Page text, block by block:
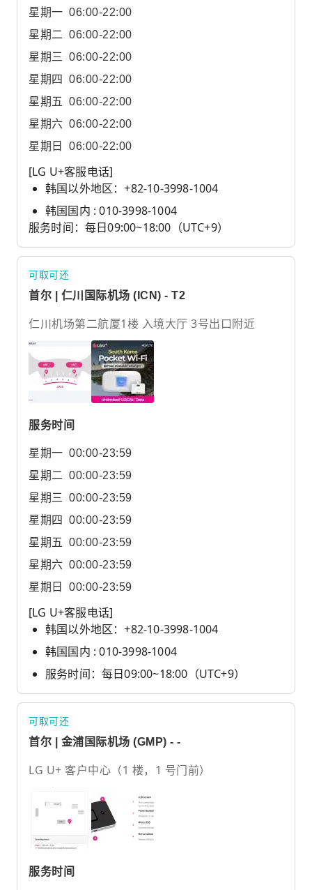
星期一 06:00-22:00
星期二 06:00-22:00
星期三
06:00-22:00
星期四
06:00-22:00
星期五
06:00-22:00
星期六 06:00-22:00
星期日
06:00-22:00
[LG U+客服电话]
韩国以外地区：+82-10-3998-1004
韩国国内 : 010-3998-1004
服务时间：每日09:00~18:00（UTC+9）
可取可还
首尔 | 仁川国际机场 (ICN) - T2
仁川机场第二航厦1楼 入境大厅 3号出口附近
服务时间
星期一 00:00-23:59
星期二 00:00-23:59
星期三
00:00-23:59
星期四
00:00-23:59
星期五
00:00-23:59
星期六 00:00-23:59
星期日
00:00-23:59
[LG U+客服电话]
韩国以外地区：+82-10-3998-1004
韩国国内 : 010-3998-1004
服务时间：每日09:00~18:00（UTC+9）
可取可还
首尔 | 金浦国际机场 (GMP) - -
LG U+ 客户中心（1 楼，1 号门前）
服务时间